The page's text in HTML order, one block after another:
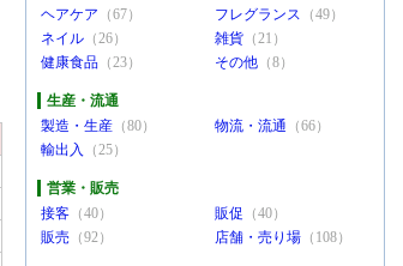
ヘアケア （67） フレグランス （49）
ネイル （26） 雑貨 （21）
健康食品 （23） その他 （8）
生産・流通
製造・生産 （80） 物流・流通 （66）
輸出入
（25）
営業・販売
接客 （40） 販促 （40）
販売 （92） 店舗・売り場 （108）